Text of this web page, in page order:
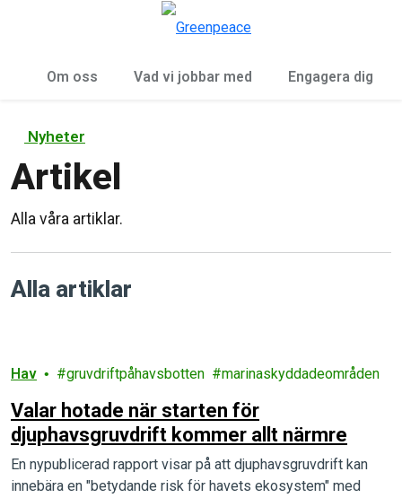
Om oss Vad vi jobbar med Engagera dig
Nyheter
Artikel
Alla våra artiklar.
Alla artiklar
Hav gruvdriftpåhavsbotten marinaskyddadeområden
Valar hotade när starten för
djuphavsgruvdrift kommer allt närmre
En nypublicerad rapport visar på att djuphavsgruvdrift kan
innebära en "betydande risk för havets ekosystem" med